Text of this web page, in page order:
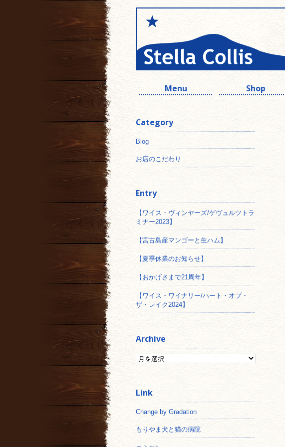
Menu Shop
Category
Blog
お店のこだわり
Entry
【ワイス・ヴィンヤーズ/ゲヴュルツトラ
ミナー2023】
【宮古島産マンゴーと生ハム】
【夏季休業のお知らせ】
【おかげさまで21周年】
【ワイス・ワイナリー/ハート・オブ・
ザ・レイク2024】
Archive
Change by Gradation
もりやま犬と猫の病院